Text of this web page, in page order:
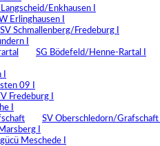
Langscheid/Enkhausen I
Erlinghausen I
SV Schmallenberg/Fredeburg I
I
SG Bödefeld/Henne-Rartal I
09 I
TV Fredeburg I
I
SV Oberschledorn/Grafschaft I
I
Meschede I